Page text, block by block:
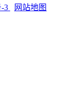
-3 网站地图